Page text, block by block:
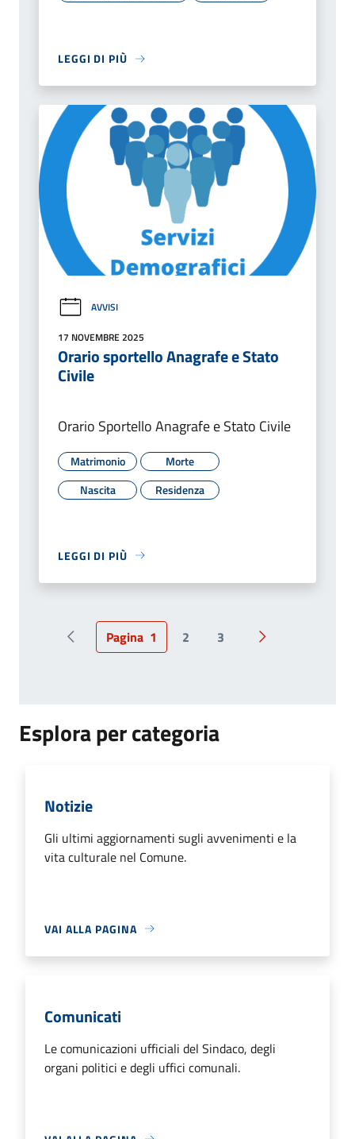
LEGGI DI PIÙ
AVVISI
17 NOVEMBRE 2025
Orario sportello Anagrafe e Stato
Civile
Orario Sportello Anagrafe e Stato Civile
Matrimonio
Morte
Nascita
Residenza
LEGGI DI PIÙ
Pagina precedente
Pagina 1 2 3 Pagina
Esplora per categoria
Notizie
Gli ultimi aggiornamenti sugli avvenimenti e la
vita culturale nel Comune.
VAI ALLA PAGINA
Comunicati
Le comunicazioni ufficiali del Sindaco, degli
organi politici e degli uffici comunali.